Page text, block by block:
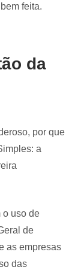
feita.
da
por que
a
o uso de
de
as empresas
das